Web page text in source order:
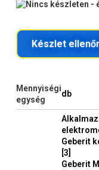
Mennyiségi
egység
db
Geberit
[3]
Geberit